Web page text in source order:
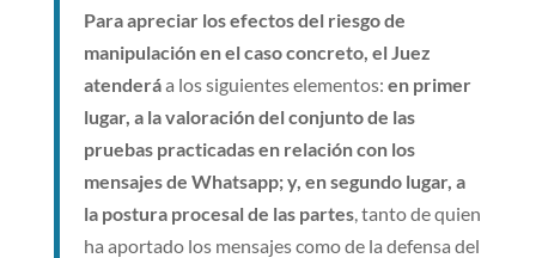
Para apreciar los efectos del riesgo de
manipulación en el caso concreto, el Juez
atenderáa los siguientes elementos: en primer
lugar, a la valoración del conjunto de las
pruebas practicadas en relación con los
mensajes de Whatsapp; y, en segundo lugar, a
la postura procesal de las partes, tanto de quien
ha aportado los mensajes como de la defensa del